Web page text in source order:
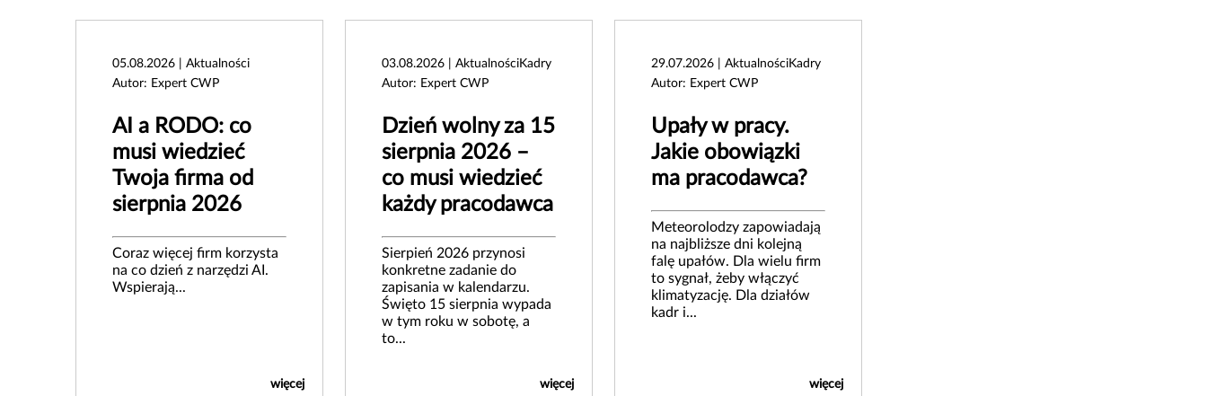
05.08.2026 | Aktualności
Autor: Expert CWP
AI a RODO: co
musi wiedzieć
Twoja firma od
sierpnia 2026
Coraz więcej firm korzysta
na co dzień z narzędzi AI.
Wspierają...
więcej
03.08.2026 | AktualnościKadry
Autor: Expert CWP
Dzień wolny za 15
sierpnia 2026 –
co musi wiedzieć
każdy pracodawca
Sierpień 2026 przynosi
konkretne zadanie do
zapisania w kalendarzu.
Święto 15 sierpnia wypada
w tym roku w sobotę, a
to...
więcej
29.07.2026 | AktualnościKadry
Autor: Expert CWP
Upały w pracy.
Jakie obowiązki
ma pracodawca?
Meteorolodzy zapowiadają
na najbliższe dni kolejną
falę upałów. Dla wielu firm
to sygnał, żeby włączyć
klimatyzację. Dla działów
kadr i...
więcej